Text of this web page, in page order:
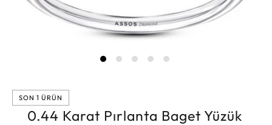
SON 1 ÜRÜN
0.44 Karat Pırlanta Baget Yüzük